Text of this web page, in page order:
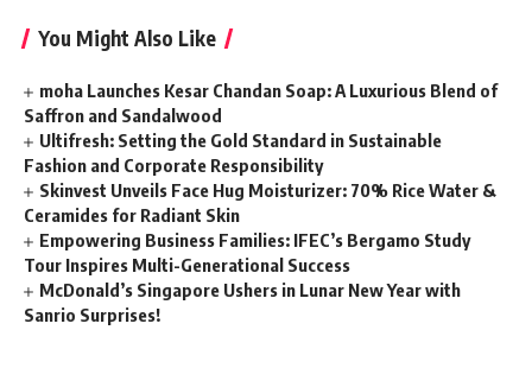
You Might Also Like
moha Launches Kesar Chandan Soap: A Luxurious Blend of
Saffron and Sandalwood
Ultifresh: Setting the Gold Standard in Sustainable
Fashion and Corporate Responsibility
Skinvest Unveils Face Hug Moisturizer: 70% Rice Water &
Ceramides for Radiant Skin
Empowering Business Families: IFEC’s Bergamo Study
Tour Inspires Multi-Generational Success
McDonald’s Singapore Ushers in Lunar New Year with
Sanrio Surprises!